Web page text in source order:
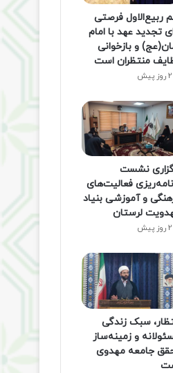
ربیع‌الاول فرصتی
تجدید عهد با امام
و بازخوانی
منتظران است
2 روز پیش
نشست
فعالیت‌های
و آموزشی بنیاد
لرستان
2 روز پیش
سبک زندگی
و زمینه‌ساز
جامعه مهدوی